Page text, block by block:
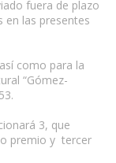
fuera de plazo
en las presentes
como para la
“Gómez-
3, que
premio y tercer